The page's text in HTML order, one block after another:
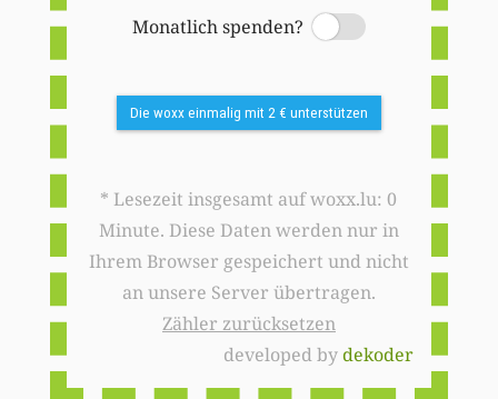
Monatlich spenden?
Switch
Die woxx einmalig mit 2 € unterstützen
* Lesezeit insgesamt auf woxx.lu: 0
Minute. Diese Daten werden nur in
Ihrem Browser gespeichert und nicht
an unsere Server übertragen.
Zähler zurücksetzen
developed bydekoder